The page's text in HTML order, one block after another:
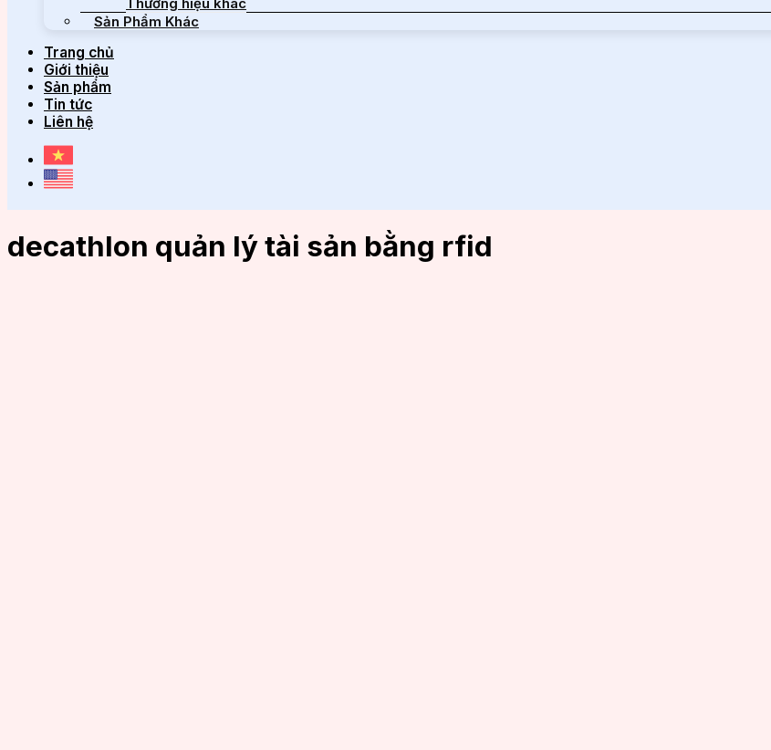
Thương hiệu khác
Sản Phẩm Khác
Trang chủ
Giới thiệu
Sản phẩm
Tin tức
Liên hệ
decathlon quản lý tài sản bằng rfid